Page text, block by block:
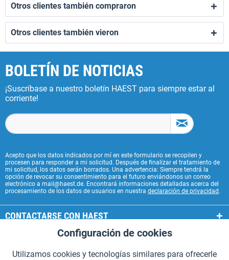
Otros clientes también compraron
Otros clientes también vieron
BOLETÍN DE NOTICIAS
¡Suscríbase a nuestro boletín HAEST para siempre estar al
corriente!
Acepto que los datos indicados por mí en este formulario se recopilen y
procesen para responder a mi solicitud. Después de finalizar el tratamiento de
mi solicitud, los datos serán borrados. Una advertencia: Siempre tendrá la
opción de revocar su consentimiento para el futuro enviándonos un correo
electrónico a mail@haest.de. Encontrará informaciones detalladas acerca del
procesamiento de los datos de usuarios en nuestra declaración de privacidad .
CONTACTARSE CON HAEST
SERVICIOS HAEST
Funcionales Aktiv
Configuración de cookies
Utilizamos cookies y tecnologías similares para ofrecerle